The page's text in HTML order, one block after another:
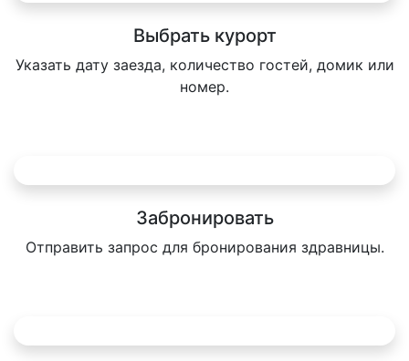
Выбрать курорт
Указать дату заезда, количество гостей, домик или
номер.
Забронировать
Отправить запрос для бронирования здравницы.